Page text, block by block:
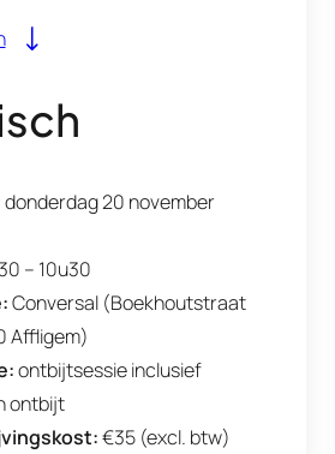
donderdag 20 november
– 10u30
Conversal (Boekhoutstraat
Affligem)
ontbijtsessie inclusief
ontbijt
€35 (excl. btw)